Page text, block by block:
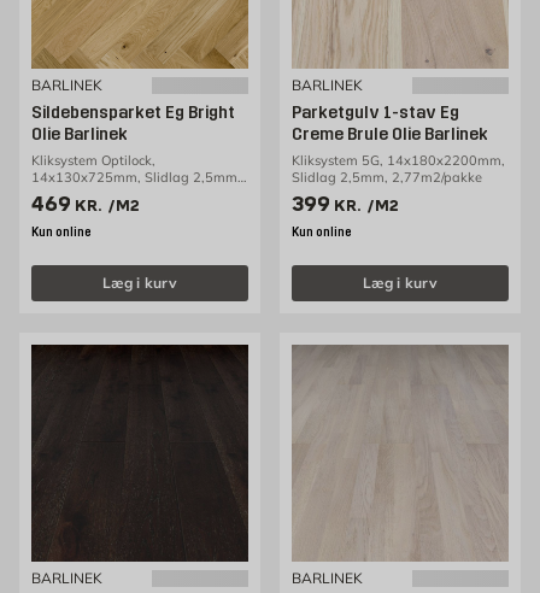
BARLINEK
Sildebensparket Eg Bright
Olie Barlinek
Kliksystem Optilock,
14x130x725mm, Slidlag 2,5mm,
0,65m2/pakke
Pris 469 kr. /m2
469 KR. /M2
Kun online
Læg i kurv
BARLINEK
Parketgulv 1-stav Eg
Creme Brule Olie Barlinek
Kliksystem 5G, 14x180x2200mm,
Slidlag 2,5mm, 2,77m2/pakke
Pris 399 kr. /m2
399 KR. /M2
Kun online
Læg i kurv
BARLINEK BARLINEK